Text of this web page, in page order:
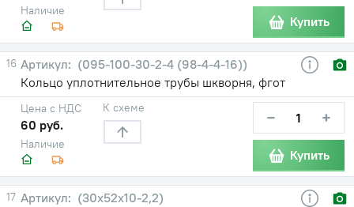
Наличие
Купить
16
(095-100-30-2-4 (98-4-4-16))
Кольцо уплотнительное трубы шкворня, фгот
Наличие
Цена с НДС
60 руб.
К схеме − +
Купить
17
(30х52х10-2,2)